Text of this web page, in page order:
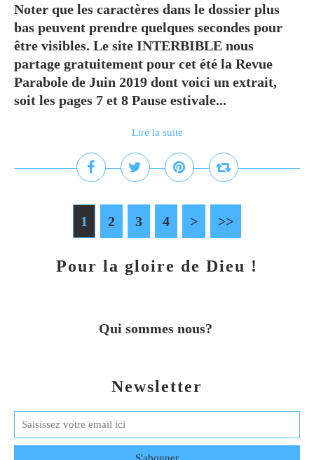
Noter que les caractères dans le dossier plus
bas peuvent prendre quelques secondes pour
être visibles. Le site INTERBIBLE nous
partage gratuitement pour cet été la Revue
Parabole de Juin 2019 dont voici un extrait,
soit les pages 7 et 8 Pause estivale...
Lire la suite
1 2 3 4 > >>
Newsletter
Pour la gloire de Dieu !
Qui sommes nous?